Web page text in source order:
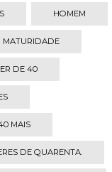
HOMEM
MATURIDADE
DE 40
MAIS
DE QUARENTA.